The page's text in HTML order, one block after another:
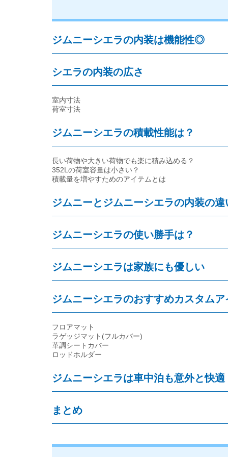
ジムニーシエラの内装は機能性◎
シエラの内装の広さ
室内寸法
荷室寸法
ジムニーシエラの積載性能は？
長い荷物や大きい荷物でも楽に積み込める？
352Lの荷室容量は小さい？
積載量を増やすためのアイテムとは
ジムニーとジムニーシエラの内装の違
ジムニーシエラの使い勝手は？
ジムニーシエラは家族にも優しい
ジムニーシエラのおすすめカスタムア
フロアマット
ラゲッジマット(フルカバー)
革調シートカバー
ロッドホルダー
ジムニーシエラは車中泊も意外と快適
まとめ